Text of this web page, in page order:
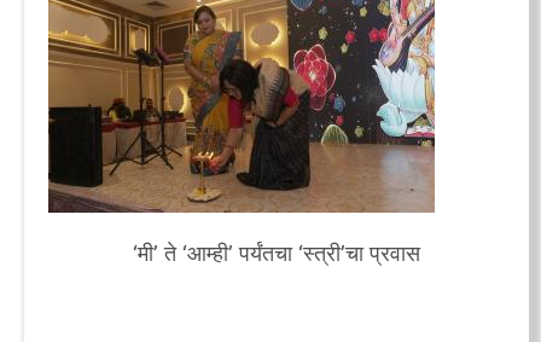
‘मी’ ते ‘आम्ही’ पर्यंतचा ‘स्त्री’चा प्रवास